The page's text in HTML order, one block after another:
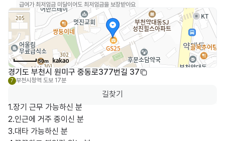
급여가 최저임금 미달이어도 최저임금을 보장받아요
50m
경기도 부천시 원미구 중동로377번길 37
7 부천시청역 도보 17분
길찾기
1.장기 근무 가능하신 분
2.인근에 거주 중이신 분
3.대타 가능하신 분